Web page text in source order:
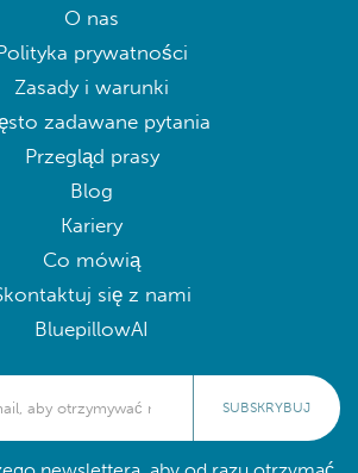
O nas
prywatności
Zasady i warunki
zadawane pytania
Przegląd prasy
Blog
Kariery
Co mówią
się z nami
BluepillowAI
SUBSKRYBUJ